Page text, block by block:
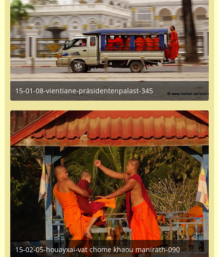
15-01-08-vientiane-präsidentenpalast-345
June 16, 2016 at 1:35 PM
15-02-05-houayxai-vat chome khaou manirath-090